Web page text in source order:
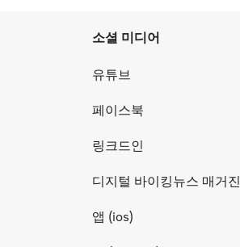
소셜 미디어
유튜브
페이스북
링크드인
디지털 바이킹뉴스 매거진
앱 (ios)